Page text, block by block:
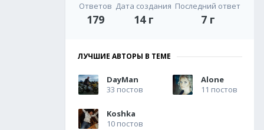
Ответов
179
Дата создания
14 г
Последний ответ
7 г
ЛУЧШИЕ АВТОРЫ В ТЕМЕ
DayMan
33 постов
Alone
11 постов
Koshka
10 постов